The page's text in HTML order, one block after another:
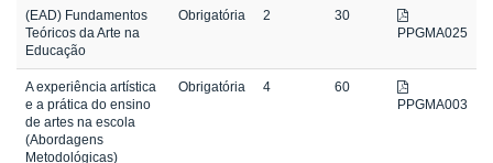
(EAD) Fundamentos
Teóricos da Arte na
Educação
Obrigatória 2
30
PPGMA025
A experiência artística
e a prática do ensino
de artes na escola
(Abordagens
Metodológicas)
Obrigatória 4
60
PPGMA003